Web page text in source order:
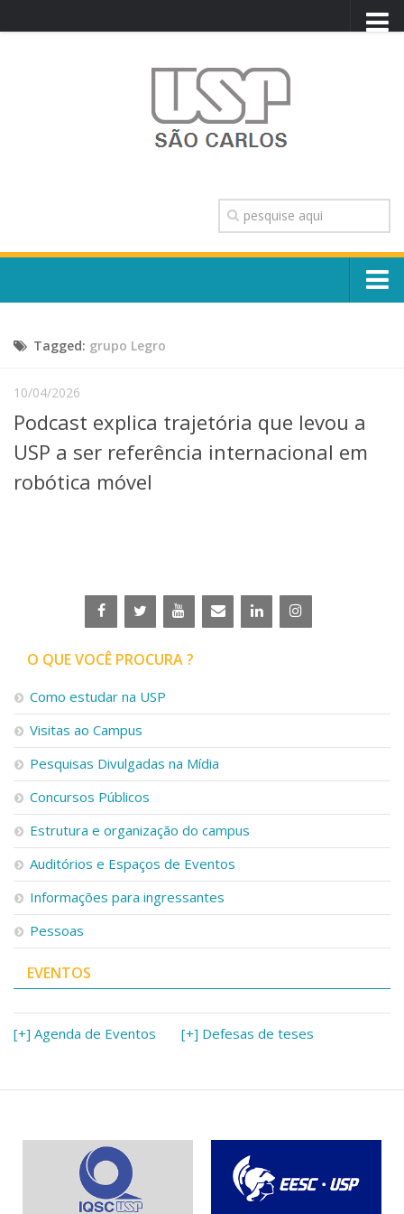
TRANSPARÊNCIA
OUVIDORIA
CONTATO
Escola, Institutos e Órgãos
Núcleos e Comissões
Telefones e Mapas
Graduação
Linhas de Pesquisa
Centros, Núcleos e Projetos em Rede
Iniciação Científica
Empresas Juniores
Extensão à Comunidade
Projetos, Programas e Cursos
Artes, Cultura e Esportes
Museus e Espaços Interativos
Serviços
Bibliotecas
Apoio ao Estudante
Segurança, Trânsito e Prevenção
RH, Administrativo e Financeiro
Outros serviços
Comunicação
Assessorias e Mídias
Aplicativos e Sites
Jornal da USP
Agenda de Eventos
Tagged: grupo Legro
10/04/2026
Podcast explica trajetória que levou a
USP a ser referência internacional em
robótica móvel
O QUE VOCÊ PROCURA ?
Como estudar na USP
Visitas ao Campus
Pesquisas Divulgadas na Mídia
Concursos Públicos
Estrutura e organização do campus
Auditórios e Espaços de Eventos
Informações para ingressantes
Pessoas
EVENTOS
[+] Agenda de Eventos [+] Defesas de teses